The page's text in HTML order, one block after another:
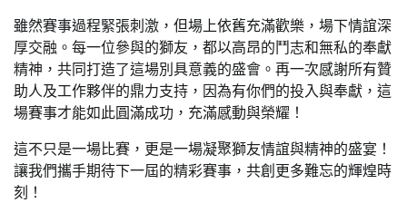
雖然賽事過程緊張刺激，但場上依舊充滿歡樂，場下情誼深
厚交融。每一位參與的獅友，都以高昂的鬥志和無私的奉獻
精神，共同打造了這場別具意義的盛會。再一次感謝所有贊
助人及工作夥伴的鼎力支持，因為有你們的投入與奉獻，這
場賽事才能如此圓滿成功，充滿感動與榮耀！
這不只是一場比賽，更是一場凝聚獅友情誼與精神的盛宴！
讓我們攜手期待下一屆的精彩賽事，共創更多難忘的輝煌時
刻！